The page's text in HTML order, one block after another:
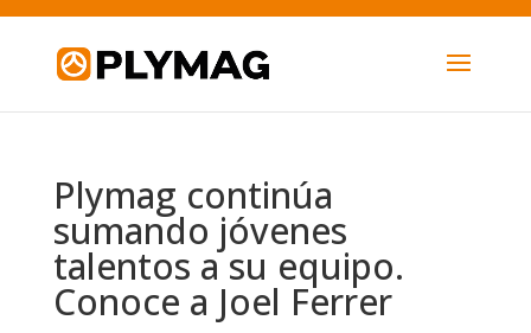
Plymag continúa
sumando jóvenes
talentos a su equipo.
Conoce a Joel Ferrer